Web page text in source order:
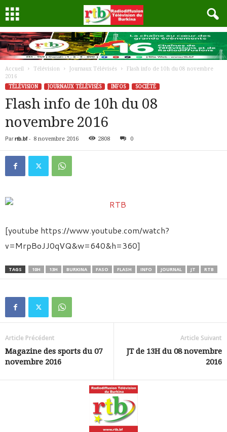
Accueil Télévision Journaux Télévisés
Flash info de 10h du 08 novembre
2016
TÉLÉVISION
JOURNAUX TÉLÉVISÉS INFOS SOCIÉTÉ
Flash info de 10h du 08
novembre 2016
Par rtb.bf- 8 novembre 2016 2808 0
[youtube https://www.youtube.com/watch?
v=MrpBoJJ0qVQ&w=640&h=360]
TAGS 10H 13H BURKINA FASO FLASH INFO JOURNAL JT RTB
Article Précédent
Magazine des sports du 07
novembre 2016
Article Suivant
JT de 13H du 08 novembre
2016